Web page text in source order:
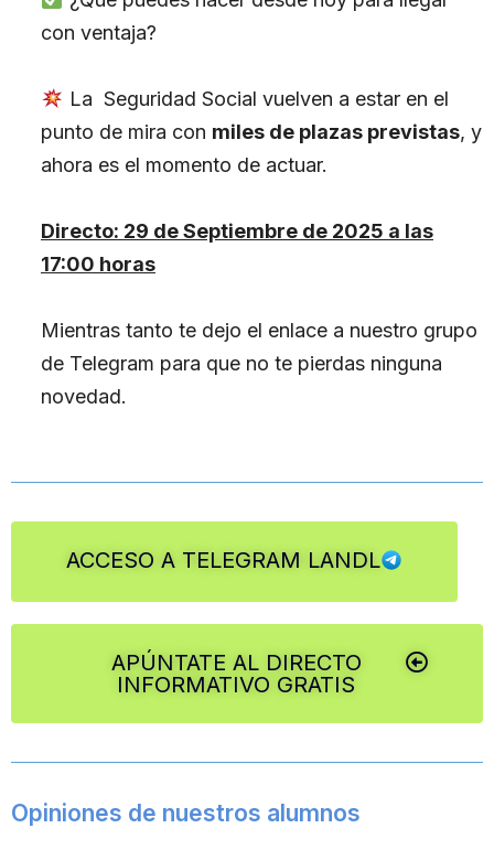
con ventaja?
La Seguridad Social vuelven a estar en el
punto de mira con miles de plazas previstas, y
ahora es el momento de actuar.
Directo: 29 de Septiembre de 2025 a las
17:00 horas
Mientras tanto te dejo el enlace a nuestro grupo
de Telegram para que no te pierdas ninguna
novedad.
ACCESO A TELEGRAM LANDL
APÚNTATE AL DIRECTO
INFORMATIVO GRATIS
Opiniones de nuestros alumnos